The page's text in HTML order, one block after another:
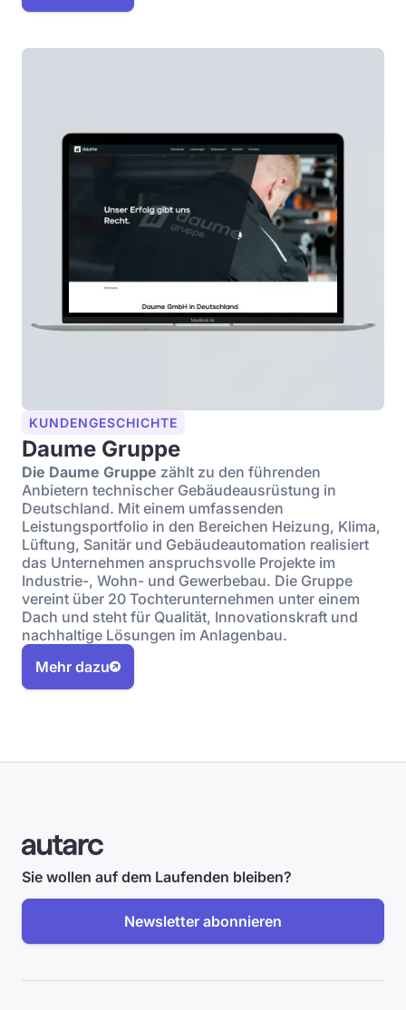
KUNDENGESCHICHTE
Daume Gruppe
Die Daume Gruppe zählt zu den führenden
Anbietern technischer Gebäudeausrüstung in
Deutschland. Mit einem umfassenden
Leistungsportfolio in den Bereichen Heizung, Klima,
Lüftung, Sanitär und Gebäudeautomation realisiert
das Unternehmen anspruchsvolle Projekte im
Industrie-, Wohn- und Gewerbebau. Die Gruppe
vereint über 20 Tochterunternehmen unter einem
Dach und steht für Qualität, Innovationskraft und
nachhaltige Lösungen im Anlagenbau.
Mehr dazu
Sie wollen auf dem Laufenden bleiben?
Newsletter abonnieren